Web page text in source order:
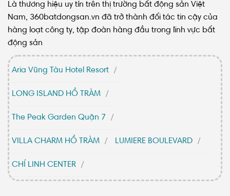
Là thương hiệu uy tín trên thị trường bất động sản Việt
Nam, 360batdongsan.vn đã trở thành đối tác tin cậy của
hàng loạt công ty, tập đoàn hàng đầu trong lĩnh vực bất
động sản
Aria Vũng Tàu Hotel Resort
LONG ISLAND HỒ TRÀM
The Peak Garden Quận 7
VILLA CHARM HỒ TRÀM LUMIERE BOULEVARD
CHÍ LINH CENTER